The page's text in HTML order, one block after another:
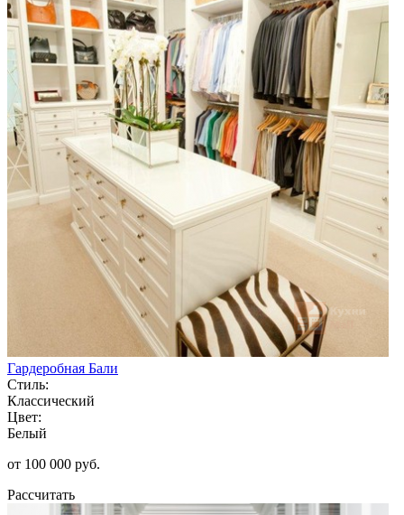
Гардеробная Бали
Стиль:
Классический
Цвет:
Белый
от 100 000 руб.
Рассчитать